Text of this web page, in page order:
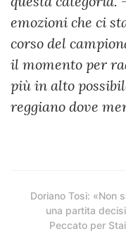
emozioni che ci
corso del
il momento per
più in alto
reggiano dove
Doriano Tosi: «Non
una partita
Peccato per